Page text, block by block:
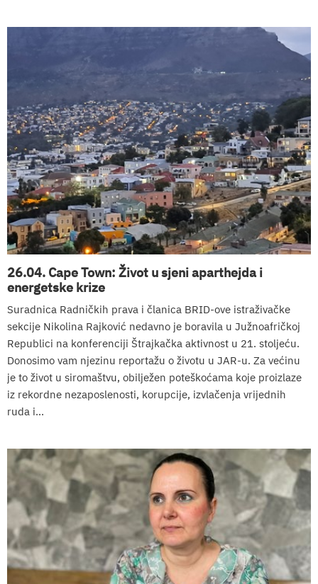
26.04. Cape Town: Život u sjeni aparthejda i
energetske krize
Suradnica Radničkih prava i članica BRID-ove istraživačke
sekcije Nikolina Rajković nedavno je boravila u Južnoafričkoj
Republici na konferenciji Štrajkačka aktivnost u 21. stoljeću.
Donosimo vam njezinu reportažu o životu u JAR-u. Za većinu
je to život u siromaštvu, obilježen poteškoćama koje proizlaze
iz rekordne nezaposlenosti, korupcije, izvlačenja vrijednih
ruda i...